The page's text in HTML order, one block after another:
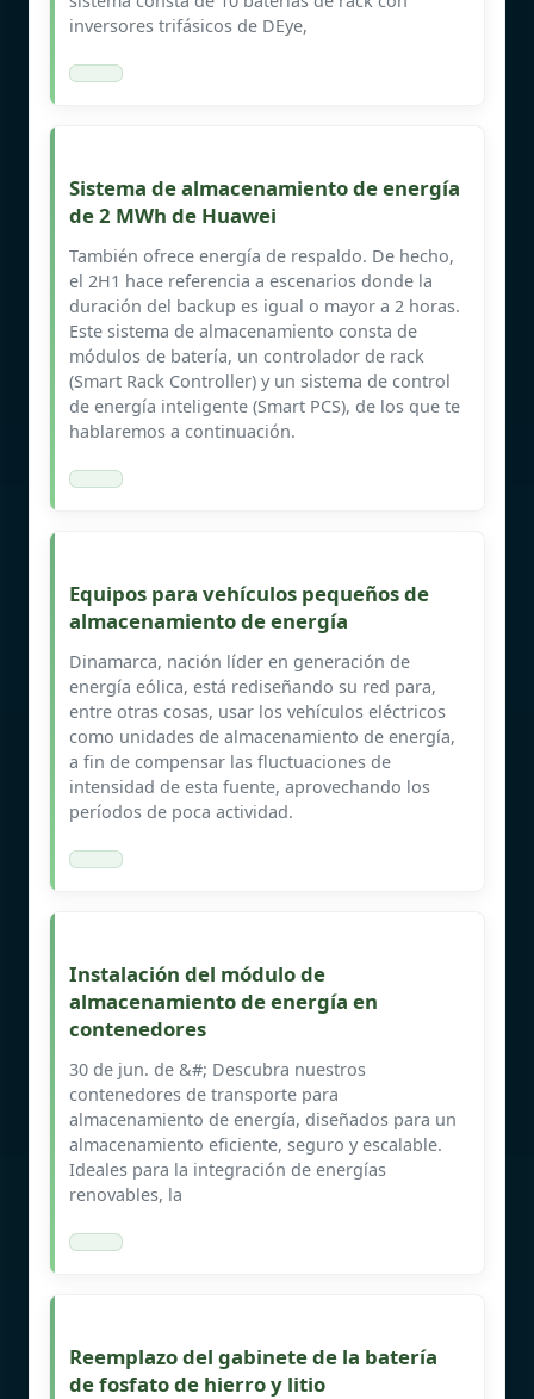
inversores trifásicos de DEye,
Sistema de almacenamiento de energía
de 2 MWh de Huawei
También ofrece energía de respaldo. De hecho,
el 2H1 hace referencia a escenarios donde la
duración del backup es igual o mayor a 2 horas.
Este sistema de almacenamiento consta de
módulos de batería, un controlador de rack
(Smart Rack Controller) y un sistema de control
de energía inteligente (Smart PCS), de los que te
hablaremos a continuación.
Equipos para vehículos pequeños de
almacenamiento de energía
Dinamarca, nación líder en generación de
energía eólica, está rediseñando su red para,
entre otras cosas, usar los vehículos eléctricos
como unidades de almacenamiento de energía,
a fin de compensar las fluctuaciones de
intensidad de esta fuente, aprovechando los
períodos de poca actividad.
Instalación del módulo de
almacenamiento de energía en
contenedores
30 de jun. de &#; Descubra nuestros
contenedores de transporte para
almacenamiento de energía, diseñados para un
almacenamiento eficiente, seguro y escalable.
Ideales para la integración de energías
renovables, la
Reemplazo del gabinete de la batería
de fosfato de hierro y litio